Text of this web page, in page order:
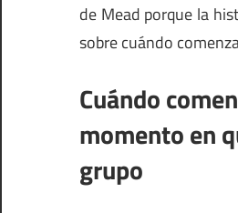
de Mead porque la
sobre cuándo
Cuándo
momento en
grupo